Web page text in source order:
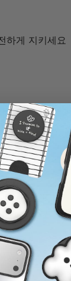
하게 지키세요